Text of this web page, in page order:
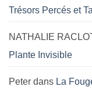
Trésors Percés et
NATHALIE
Plante Invisible
Peter dans La